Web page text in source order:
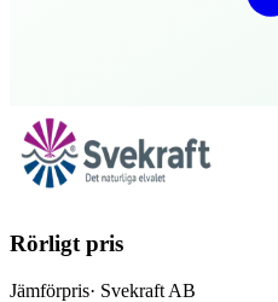
Rörligt pris
Jämförpris· Svekraft AB